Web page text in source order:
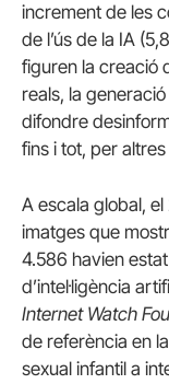
increment de les
de l’ús de la IA
figuren la creació
reals, la
difondre
fins i tot, per
A escala global,
imatges que
4.586 havien
d’intel·ligència
Internet Watch
de referència en
sexual infantil a